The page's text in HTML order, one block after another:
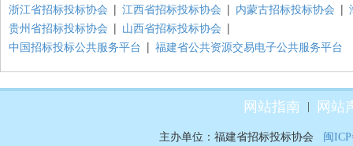
浙江省招标投标协会 | 江西省招标投标协会 | 内蒙古招标投标协会 |
贵州省招标投标协会 | 山西省招标投标协会 |
中国招标投标公共服务平台 | 福建省公共资源交易电子公共服务平台
网站指南 网站
主办单位：福建省招标投标协会 闽